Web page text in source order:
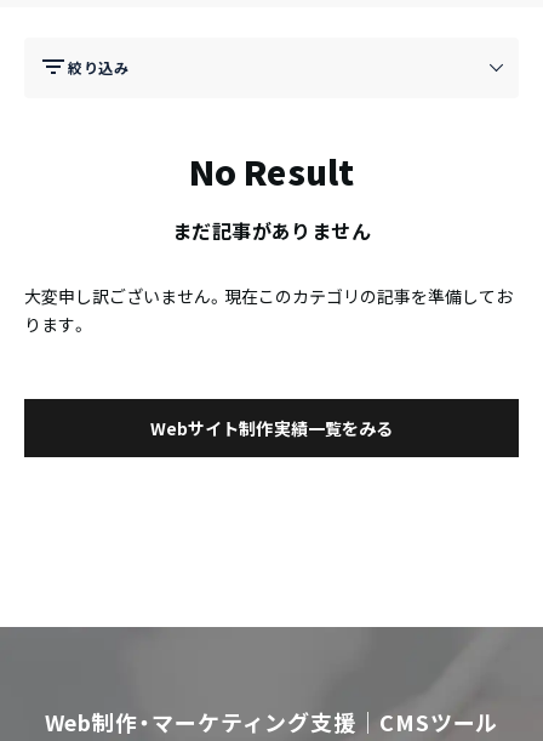
絞り込み
No Result
まだ記事がありません
大変申し訳ございません。現在このカテゴリの記事を準備してお
ります。
Webサイト制作実績一覧をみる
Web制作・マーケティング支援｜CMSツール